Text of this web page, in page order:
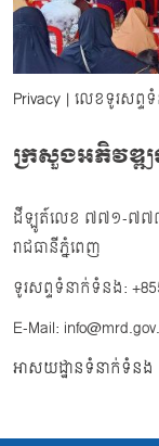
Privacy | លេខទូរសព្ទ
ក្រសួងអភិវឌ្
ដីឡូត៍លេខ ៧៧១-៧៧៣ម
រាជធានីភ្នំពេញ
ទូរសព្ទទំនាក់ទំនង:
E-Mail:
អាសយដ្ឋានទំនាក់ទំនង